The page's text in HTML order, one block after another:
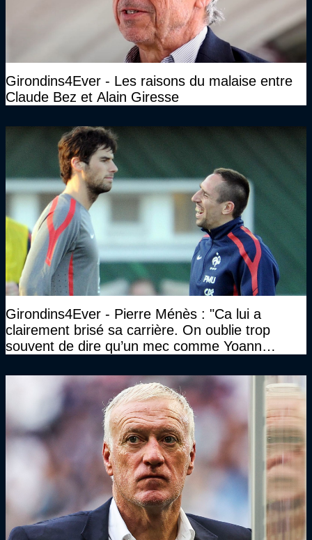
Girondins4Ever - Les raisons du malaise entre
Claude Bez et Alain Giresse
Girondins4Ever - Pierre Ménès : "Ca lui a
clairement brisé sa carrière. On oublie trop
souvent de dire qu’un mec comme Yoann